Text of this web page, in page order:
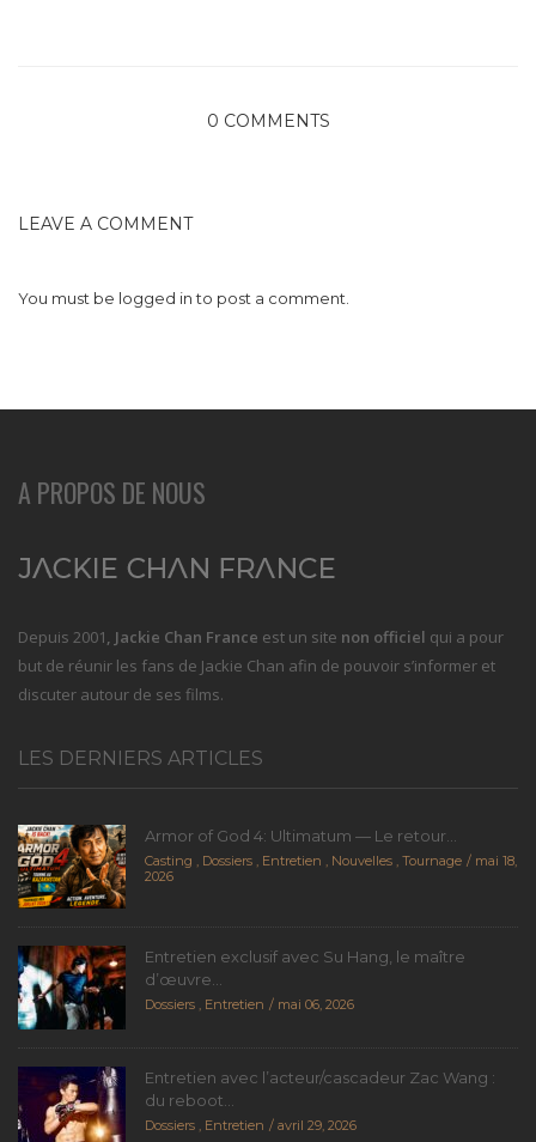
0 COMMENTS
LEAVE A COMMENT
You must be logged into post a comment.
A PROPOS DE NOUS
Depuis 2001, Jackie Chan France est un site non officiel qui a pour
but de réunir les fans de Jackie Chan afin de pouvoir s’informer et
discuter autour de ses films.
LES DERNIERS ARTICLES
Armor of God 4: Ultimatum — Le retour...
Casting , Dossiers , Entretien , Nouvelles , Tournage
mai 18,
2026
Entretien exclusif avec Su Hang, le maître
d’œuvre...
Dossiers , Entretien mai 06, 2026
Entretien avec l’acteur/cascadeur Zac Wang :
du reboot...
Dossiers , Entretien avril 29, 2026